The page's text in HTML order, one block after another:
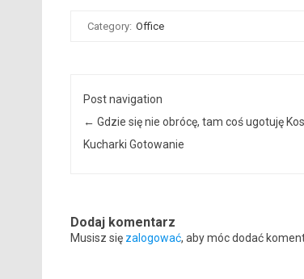
Category: Office
Post navigation
← Gdzie się nie obrócę, tam coś ugotuję
Kucharki Gotowanie
Dodaj komentarz
Musisz się zalogować, aby móc dodać